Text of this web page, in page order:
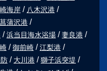
海岸
八木沢港
菖蒲沢港
浜当目海水浴場
妻良港
御前崎
江梨港
大川港
獅子浜突堤